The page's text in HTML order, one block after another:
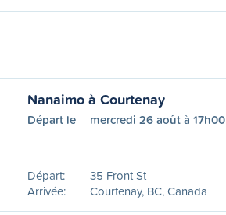
Nanaimo à Courtenay
Départ le mercredi 26 août à 17h00
Départ:
35 Front St
Arrivée:
Courtenay, BC, Canada